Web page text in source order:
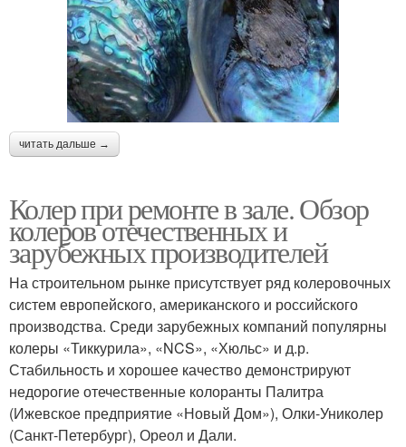
читать дальше →
Колер при ремонте в зале. Обзор
колеров отечественных и
зарубежных производителей
На строительном рынке присутствует ряд колеровочных
систем европейского, американского и российского
производства. Среди зарубежных компаний популярны
колеры «Тиккурила», «NCS», «Хюльс» и д.р.
Стабильность и хорошее качество демонстрируют
недорогие отечественные колоранты Палитра
(Ижевское предприятие «Новый Дом»), Олки-Униколер
(Санкт-Петербург), Ореол и Дали.